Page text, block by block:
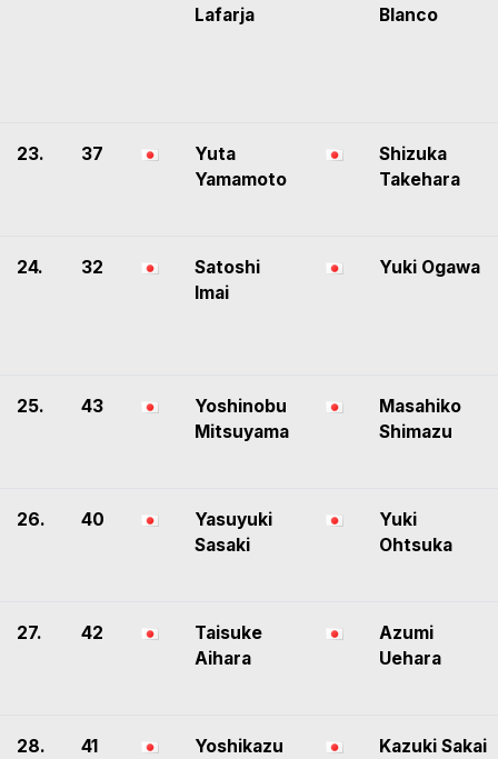
Lafarja
Blanco
23. 37
Yuta
Yamamoto
Shizuka
Takehara
24. 32
Satoshi
Imai
Yuki Ogawa
25. 43
Yoshinobu
Mitsuyama
Masahiko
Shimazu
26. 40
Yasuyuki
Sasaki
Yuki
Ohtsuka
27. 42
Taisuke
Aihara
Azumi
Uehara
28. 41
Yoshikazu
Kazuki Sakai